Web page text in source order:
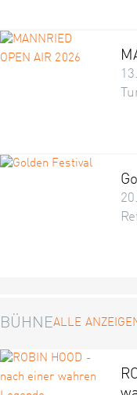
BÜHNEALLE